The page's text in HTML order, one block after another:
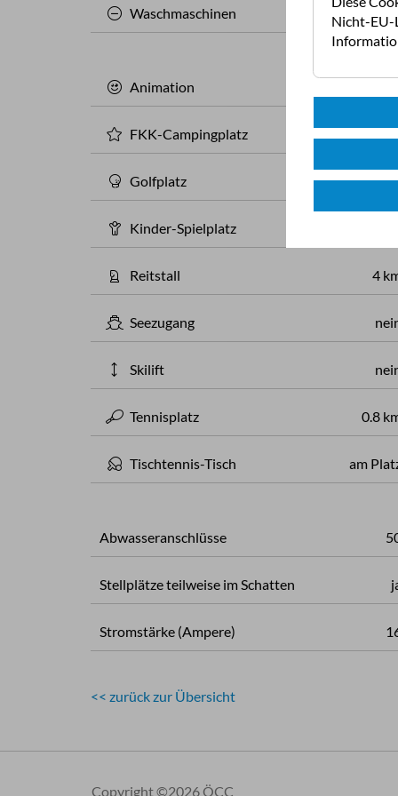
Waschmaschinen
Animation
FKK-Campingplatz
Golfplatz 5
Kinder-Spielplatz
Reitstall 4
Seezugang
Skilift
Tennisplatz 0.8
Tischtennis-Tisch am
Abwasseranschlüsse
Stellplätze teilweise im Schatten
Stromstärke (Ampere)
<< zurück zur Übersicht
Copyright ©2026 ÖCC
Nicht-EU-